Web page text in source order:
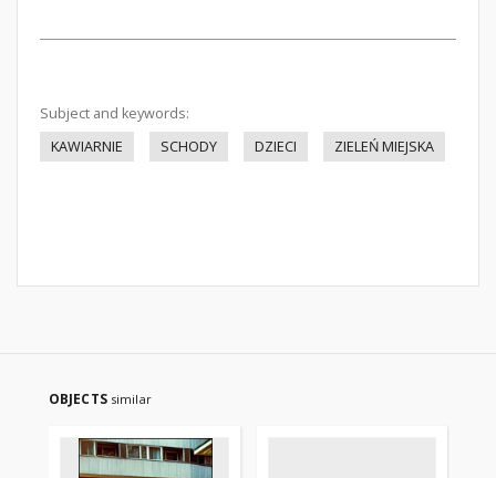
Subject and keywords:
KAWIARNIE
SCHODY DZIECI ZIELEŃ MIEJSKA
OBJECTS similar